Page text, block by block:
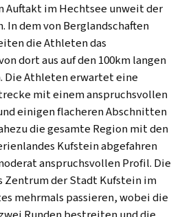
Auftakt im Hechtsee unweit der
In dem von Berglandschaften
die Athleten das
dort aus auf den 100km langen
Die Athleten erwartet eine
mit einem anspruchsvollen
einigen flacheren Abschnitten
die gesamte Region mit den
Kufstein abgefahren
anspruchsvollen Profil. Die
Zentrum der Stadt Kufstein im
mehrmals passieren, wobei die